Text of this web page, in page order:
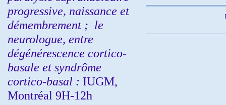
progressive, naissance et
démembrement ; le
neurologue, entre
dégénérescence cortico-
basale et syndrôme
cortico-basal : IUGM,
Montréal 9H-12h